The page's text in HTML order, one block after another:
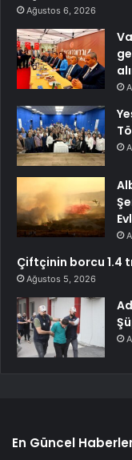
Ağustos 6, 2026
Çiftçinin borcu 1.4
Ağustos 5, 2026
En Güncel